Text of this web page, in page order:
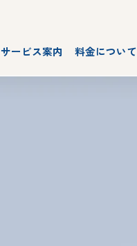
サービス案内 料金について